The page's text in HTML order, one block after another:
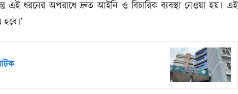
এই ধরনের অপরাধে দ্রুত আইনি ও বিচারিক ব্যবস্থা নেওয়া হয়। এই
হবে।’